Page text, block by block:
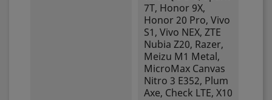
7T, Honor 9X,
Honor 20 Pro, Vivo
S1, Vivo NEX, ZTE
Nubia Z20, Razer,
Meizu M1 Metal,
MicroMax Canvas
Nitro 3 E352, Plum
Axe, Check LTE, X10